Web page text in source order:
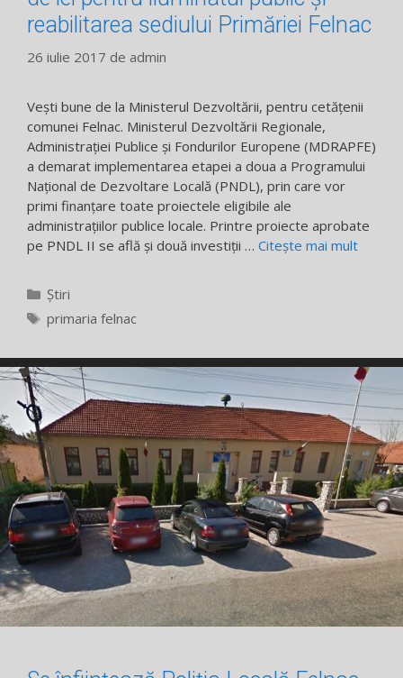
reabilitarea sediului Primăriei Felnac
26 iulie 2017 de admin
Vești bune de la Ministerul Dezvoltării, pentru cetățenii
comunei Felnac. Ministerul Dezvoltării Regionale,
Administraţiei Publice şi Fondurilor Europene (MDRAPFE)
a demarat implementarea etapei a doua a Programului
Naţional de Dezvoltare Locală (PNDL), prin care vor
primi finanţare toate proiectele eligibile ale
administraţiilor publice locale. Printre proiecte aprobate
pe PNDL II se află și două investiții … Citește mai mult
Categorii
Știri
Etichete
primaria felnac